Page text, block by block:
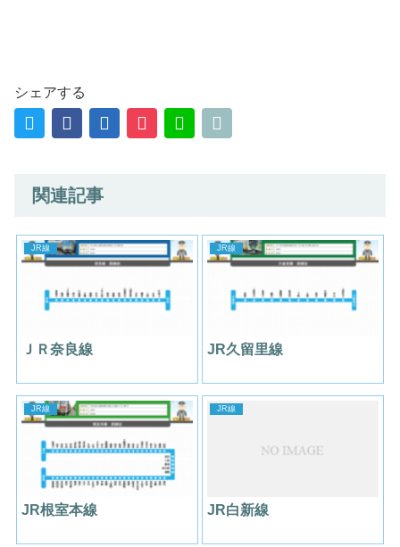
シェアする
関連記事
JR線
ＪＲ奈良線
JR線
JR久留里線
JR線
JR根室本線
JR線
JR白新線